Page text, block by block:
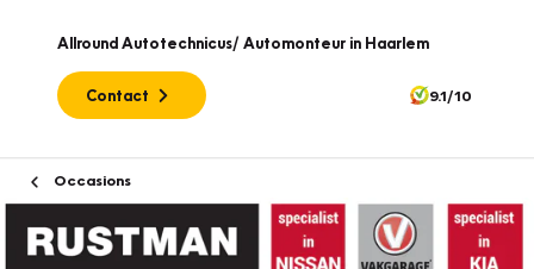
Allround Autotechnicus/ Automonteur in Haarlem
Contact 9.1/10
Occasions